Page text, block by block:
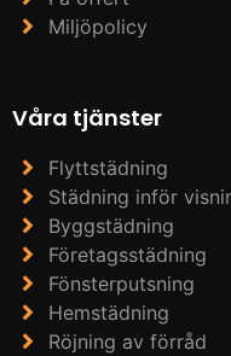
Miljöpolicy
Våra tjänster
Flyttstädning
Städning inför
Byggstädning
Företagsstädning
Fönsterputsning
Hemstädning
Röjning av förråd